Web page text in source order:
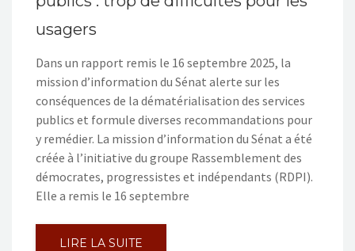
usagers
Dans un rapport remis le 16 septembre 2025, la
mission d’information du Sénat alerte sur les
conséquences de la dématérialisation des services
publics et formule diverses recommandations pour
y remédier. La mission d’information du Sénat a été
créée à l’initiative du groupe Rassemblement des
démocrates, progressistes et indépendants (RDPI).
Elle a remis le 16 septembre
LIRE LA SUITE